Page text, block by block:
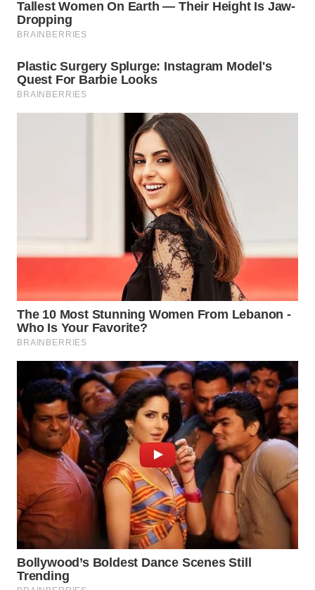
WN
NATUNA
WN
BINTAN
LABUANBAJO
Wahana
Media
Group
WAHANA
NEWS
WAHANA
TANI
WAHANA
ADVOKAT
WAHANA
INFRASTRUKTUR